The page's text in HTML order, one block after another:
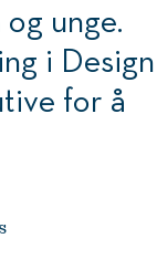
unge.
i Design
for å